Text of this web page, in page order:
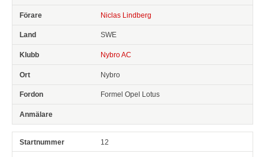
Niclas Lindberg
SWE
Nybro AC
Nybro
Formel Opel Lotus
12